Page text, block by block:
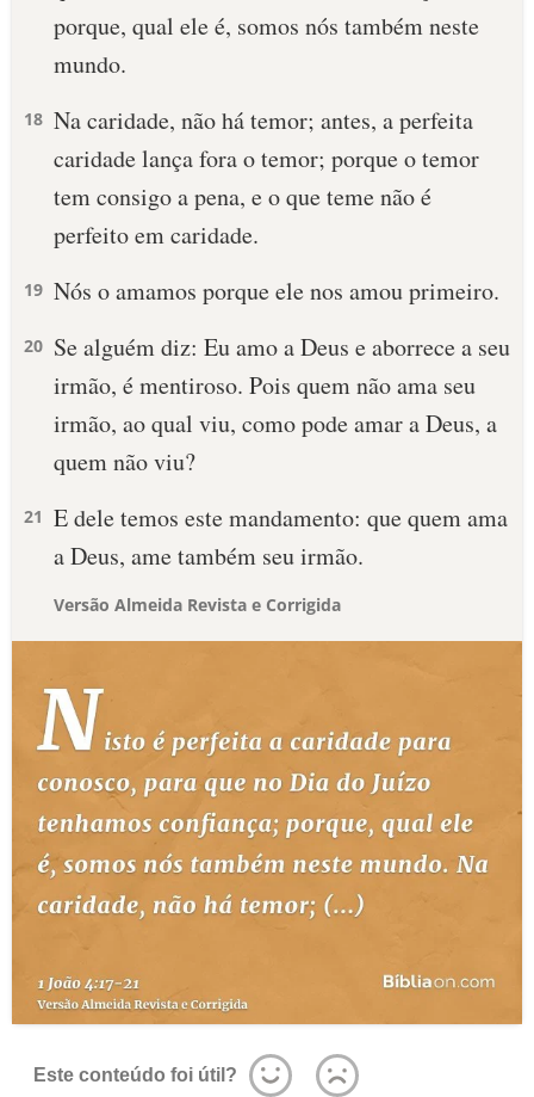
porque, qual ele é, somos nós também neste
mundo.
18 Na caridade, não há temor; antes, a perfeita
caridade lança fora o temor; porque o temor
tem consigo a pena, e o que teme não é
perfeito em caridade.
19 Nós o amamos porque ele nos amou primeiro.
20 Se alguém diz: Eu amo a Deus e aborrece a seu
irmão, é mentiroso. Pois quem não ama seu
irmão, ao qual viu, como pode amar a Deus, a
quem não viu?
21 E dele temos este mandamento: que quem ama
a Deus, ame também seu irmão.
Versão Almeida Revista e Corrigida
Este conteúdo foi útil?